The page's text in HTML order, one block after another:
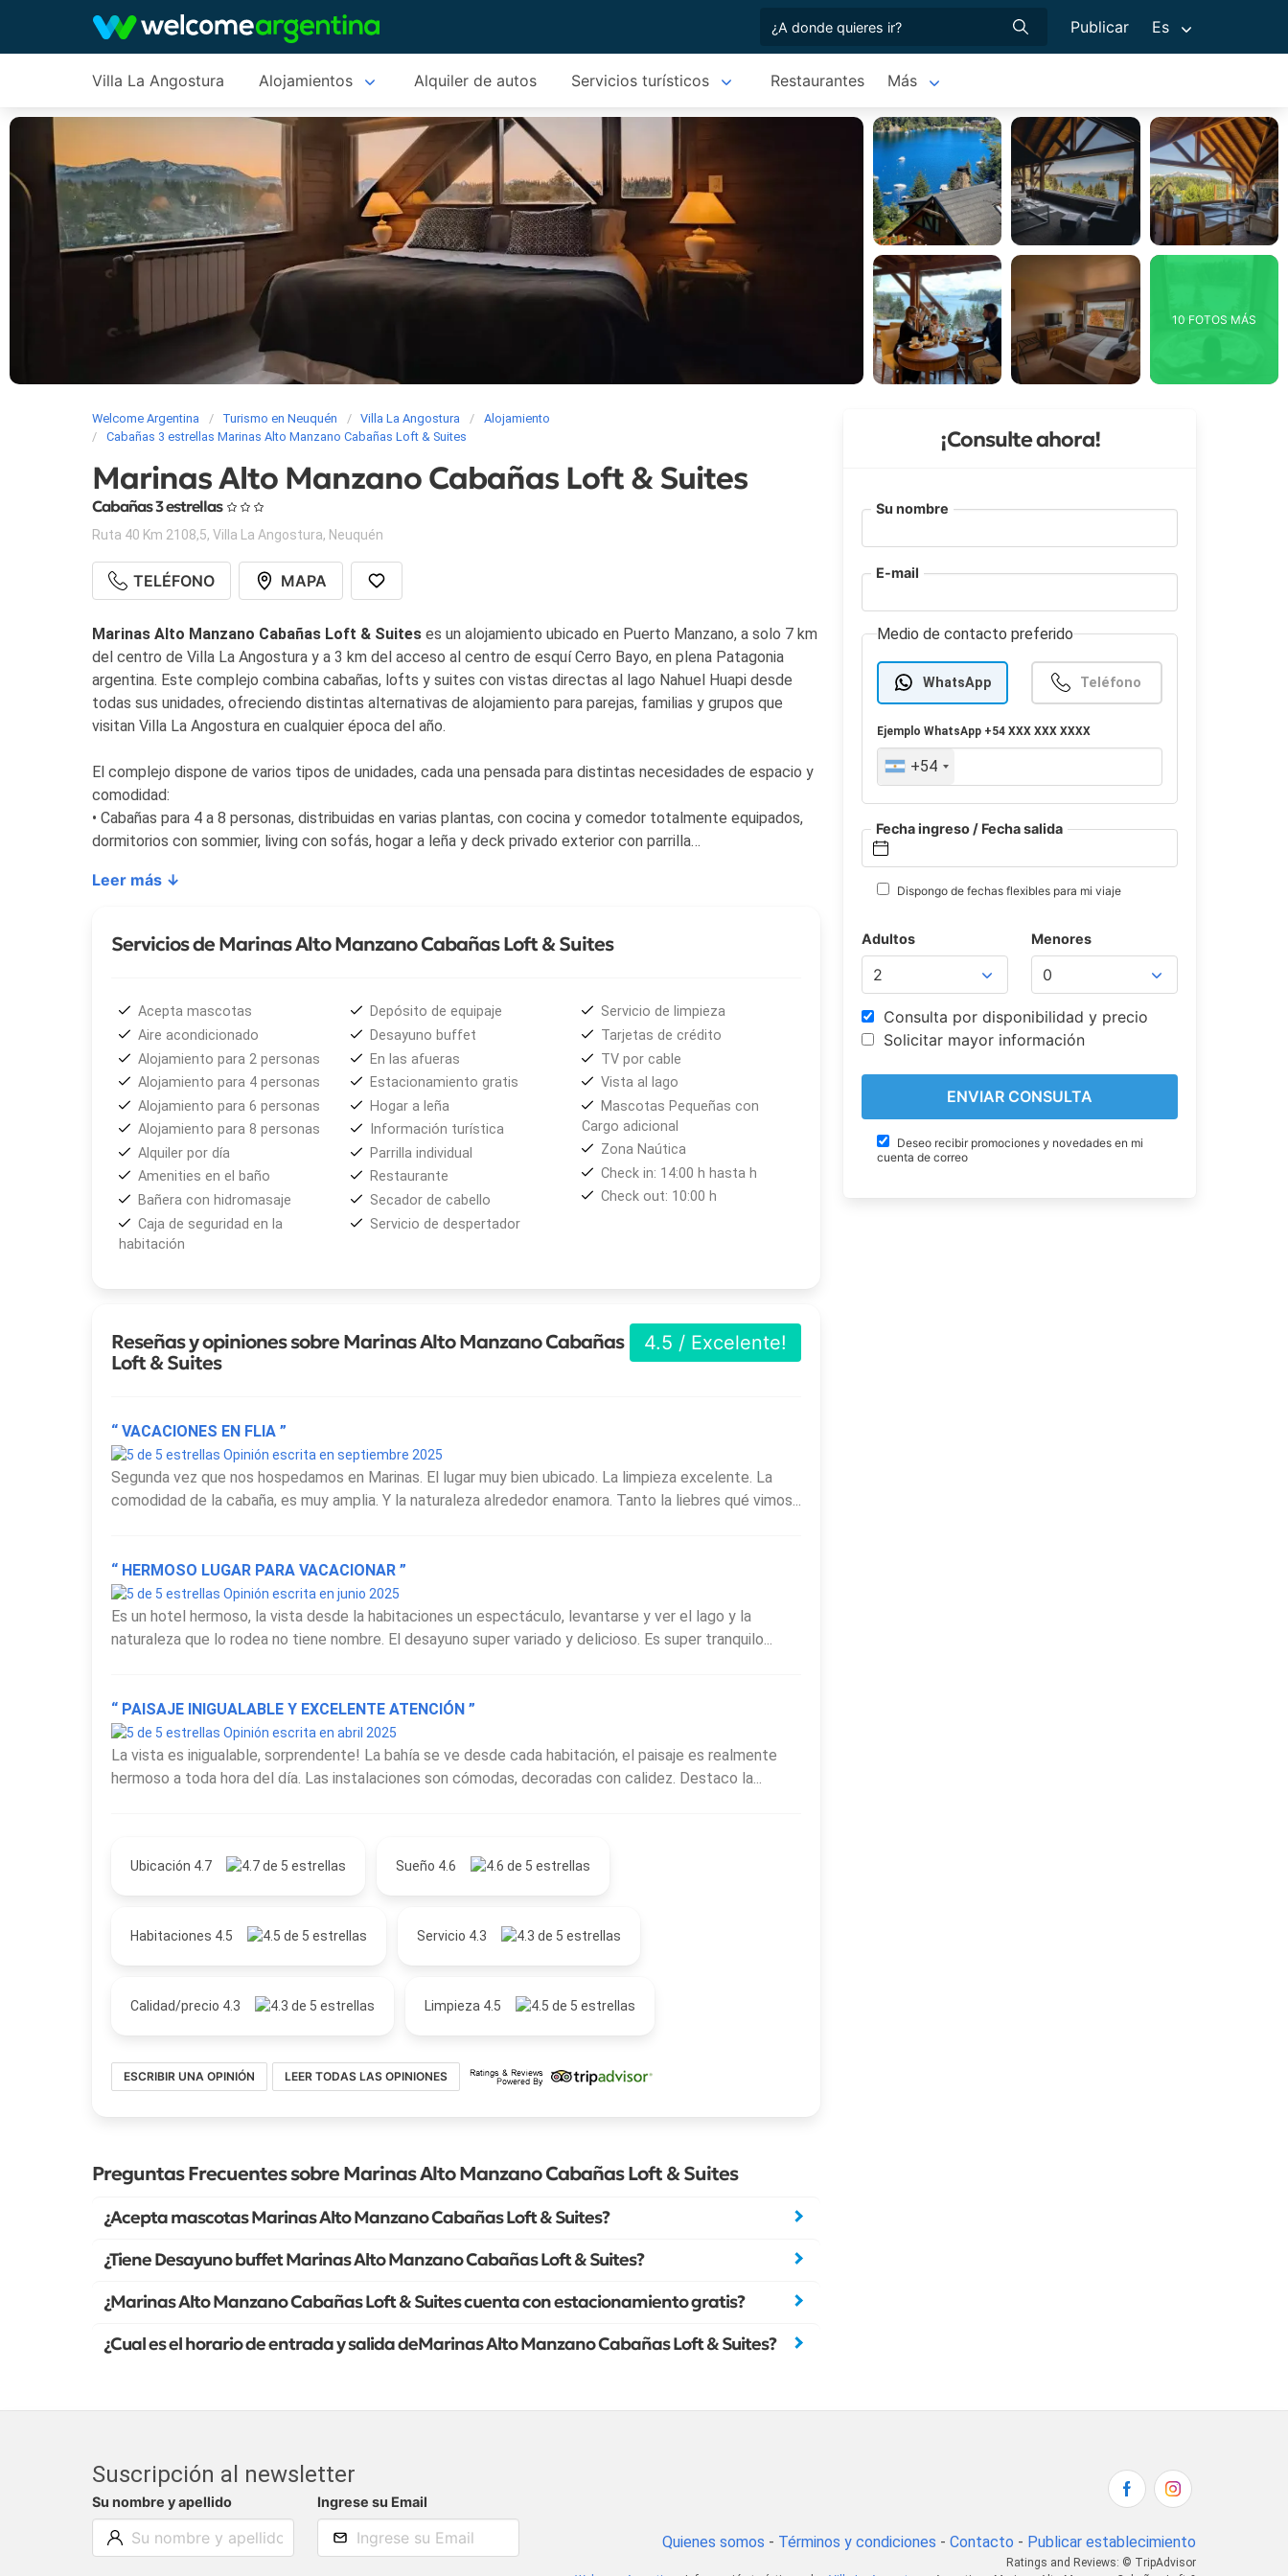
Publicar Es
Villa La Angostura Alojamientos Alquiler de autos Servicios turísticos Restaurantes Más
10 FOTOS MÁS
Welcome Argentina Turismo en Neuquén Villa La Angostura
Alojamiento
Cabañas 3 estrellas Marinas Alto Manzano Cabañas Loft & Suites
Marinas Alto Manzano Cabañas Loft & Suites
Cabañas 3 estrellas
Ruta 40 Km 2108,5, Villa La Angostura, Neuquén
TELÉFONO MAPA
Marinas Alto Manzano Cabañas Loft & Suites es un alojamiento ubicado en Puerto Manzano, a solo 7 km
del centro de Villa La Angostura y a 3 km del acceso al centro de esquí Cerro Bayo, en plena Patagonia
argentina. Este complejo combina cabañas, lofts y suites con vistas directas al lago Nahuel Huapi desde
todas sus unidades, ofreciendo distintas alternativas de alojamiento para parejas, familias y grupos que
visitan Villa La Angostura en cualquier época del año.
El complejo dispone de varios tipos de unidades, cada una pensada para distintas necesidades de espacio y
comodidad:
• Cabañas para 4 a 8 personas, distribuidas en varias plantas, con cocina y comedor totalmente equipados,
dormitorios con sommier, living con sofás, hogar a leña y deck privado exterior con parrilla
cocina/comedor equipada y baño con hidromasaje
Nahuel Huapi, sommier Queen size y baño con hidromasaje circular
una opción ideal durante todo el año, ya sea en temporada de nieve o en los meses de verano. Entre los
servicios y comodidades se destacan el wifi gratuito, TV con video cable, teléfono con DDI, caja de
seguridad, estacionamiento y limpieza diaria. El desayuno se ofrece con pastelería artesanal y variedad de
opciones frente al lago, ideal para comenzar la mañana con tranquilidad en el entorno natural de Puerto
Por su ubicación, Marinas Alto Manzano
resulta un punto de partida cómodo para recorrer los atractivos
Villa La Angostura Cerro Bayo, el lago Correntoso Parque Nacional Los Arrayanes
además de la cercanía con la ciudad de
Bariloche. Se trata de una propuesta de hotelería con atención
personalizada, pensada para quienes buscan combinar la comodidad de una cabaña, un loft o una suite con la
belleza paisajística de la Patagonia argentina.
Leer más ↓
Servicios de Marinas Alto Manzano Cabañas Loft & Suites
Acepta mascotas
Aire acondicionado
Alojamiento para 2 personas
Alojamiento para 4 personas
Alojamiento para 6 personas
Alojamiento para 8 personas
Alquiler por día
Amenities en el baño
Bañera con hidromasaje
Caja de seguridad en la
habitación
Depósito de equipaje
Desayuno buffet
En las afueras
Estacionamiento gratis
Hogar a leña
Información turística
Parrilla individual
Restaurante
Secador de cabello
Servicio de despertador
Servicio de limpieza
Tarjetas de crédito
TV por cable
Vista al lago
Mascotas Pequeñas con
Cargo adicional
Zona Naútica
Check in: 14:00 h hasta h
Check out: 10:00 h
4.5 / Excelente!
Reseñas y opiniones sobre Marinas Alto Manzano Cabañas
Loft & Suites
“ VACACIONES EN FLIA ”
Opinión escrita en septiembre 2025
Segunda vez que nos hospedamos en Marinas. El lugar muy bien ubicado. La limpieza excelente. La
comodidad de la cabaña, es muy amplia. Y la naturaleza alrededor enamora. Tanto la liebres qué vimos...
“ HERMOSO LUGAR PARA VACACIONAR ”
Opinión escrita en junio 2025
Es un hotel hermoso, la vista desde la habitaciones un espectáculo, levantarse y ver el lago y la
naturaleza que lo rodea no tiene nombre. El desayuno super variado y delicioso. Es super tranquilo...
“ PAISAJE INIGUALABLE Y EXCELENTE ATENCIÓN ”
Opinión escrita en abril 2025
La vista es inigualable, sorprendente! La bahía se ve desde cada habitación, el paisaje es realmente
hermoso a toda hora del día. Las instalaciones son cómodas, decoradas con calidez. Destaco la...
Ubicación 4.7 Sueño 4.6
Habitaciones 4.5 Servicio 4.3
Calidad/precio 4.3 Limpieza 4.5
ESCRIBIR UNA OPINIÓN LEER TODAS LAS OPINIONES
Preguntas Frecuentes sobre Marinas Alto Manzano Cabañas Loft & Suites
¿Acepta mascotas Marinas Alto Manzano Cabañas Loft & Suites?
¿Tiene Desayuno buffet Marinas Alto Manzano Cabañas Loft & Suites?
¿Marinas Alto Manzano Cabañas Loft & Suites cuenta con estacionamiento gratis?
¿Cual es el horario de entrada y salida deMarinas Alto Manzano Cabañas Loft & Suites?
¡Consulte ahora!
Su nombre
E-mail
Medio de contacto preferido
WhatsApp Teléfono
EjemploWhatsApp +54 XXX XXX XXXX
+54
Fecha ingreso / Fecha salida
Dispongo de fechas flexibles para mi viaje
Adultos Menores
Consulta por disponibilidad y precio
Solicitar mayor información
Deseo recibir promociones y novedades en mi
cuenta de correo
Suscripción al newsletter
Su nombre y apellido Ingrese su Email
Quienes somos - Términos y condiciones - Contacto - Publicar establecimiento
Ratings and Reviews: © TripAdvisor